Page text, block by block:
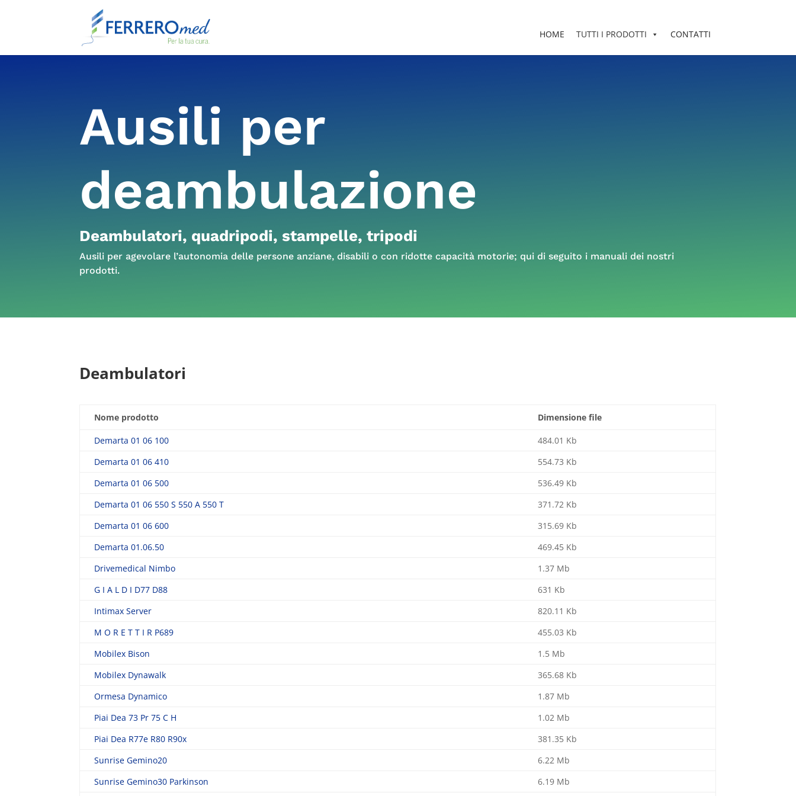
HOME TUTTI I PRODOTTI CONTATTI
Ausili per
deambulazione
Deambulatori, quadripodi, stampelle, tripodi
Ausili per agevolare l’autonomia delle persone anziane, disabili o con ridotte capacità motorie; qui di seguito i manuali dei nostri
prodotti.
Deambulatori
Nome prodotto Dimensione file
Demarta 01 06 100
484.01 Kb
Demarta 01 06 410
554.73 Kb
Demarta 01 06 500
536.49 Kb
Demarta 01 06 550 S 550 A 550 T
371.72 Kb
Demarta 01 06 600
315.69 Kb
Demarta 01.06.50
469.45 Kb
Drivemedical Nimbo
1.37 Mb
G I A L D I D77 D88
631 Kb
Intimax Server
820.11 Kb
M O R E T T I R P689
455.03 Kb
Mobilex Bison
1.5 Mb
Mobilex Dynawalk
365.68 Kb
Ormesa Dynamico
1.87 Mb
Piai Dea 73 Pr 75 C H
1.02 Mb
Piai Dea R77e R80 R90x
381.35 Kb
Sunrise Gemino20
6.22 Mb
Sunrise Gemino30 Parkinson
6.19 Mb